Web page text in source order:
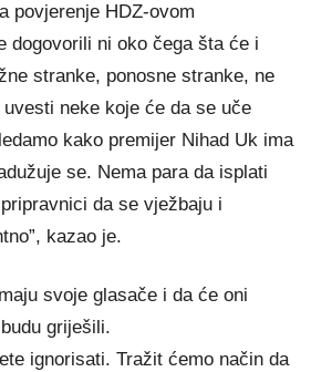
povjerenje HDZ-ovom
dogovorili ni oko čega šta će i
stranke, ponosne stranke, ne
neke koje će da se uče
kako premijer Nihad Uk ima
se. Nema para da isplati
da se vježbaju i
kazao je.
svoje glasače i da će oni
griješili.
ignorisati. Tražit ćemo način da